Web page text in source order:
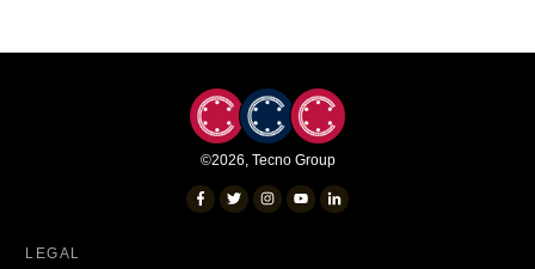
©2026 Tecno Group
LEGAL